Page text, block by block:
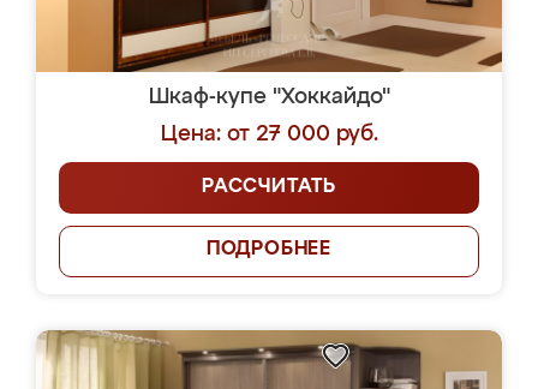
Шкаф-купе "Хоккайдо"
Цена: от 27 000 руб.
РАССЧИТАТЬ
ПОДРОБНЕЕ